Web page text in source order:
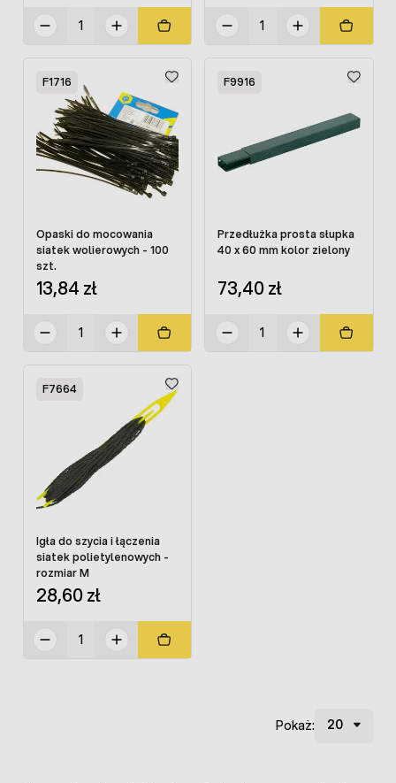
F1716
Opaski do mocowania
siatek wolierowych - 100
szt.
13,84 zł
F9916
Przedłużka prosta słupka
40 x 60 mm kolor zielony
73,40 zł
F7664
Igła do szycia i łączenia
siatek polietylenowych -
rozmiar M
28,60 zł
Pokaż: